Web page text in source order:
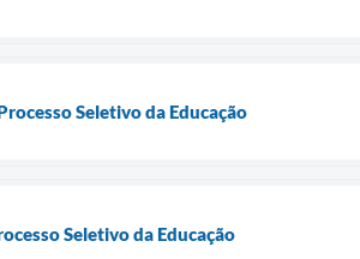
Seletivo da Educação
Seletivo da Educação